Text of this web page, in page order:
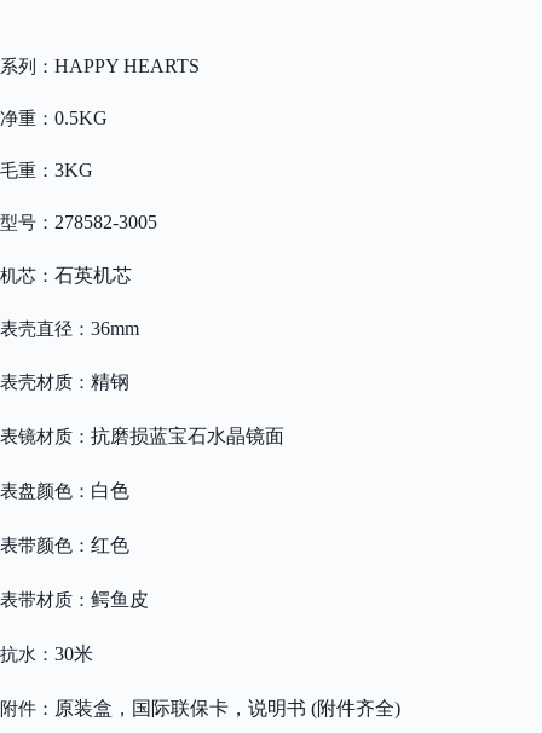
系列： HAPPY HEARTS
净重： 0.5KG
毛重： 3KG
型号： 278582-3005
机芯： 石英机芯
表壳直径： 36mm
表壳材质： 精钢
表镜材质： 抗磨损蓝宝石水晶镜面
表盘颜色： 白色
表带颜色： 红色
表带材质： 鳄鱼皮
抗水： 30米
附件： 原装盒，国际联保卡，说明书 (附件齐全)